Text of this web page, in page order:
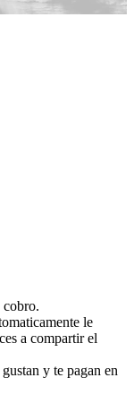
cobro.
le
a compartir el
y te pagan en